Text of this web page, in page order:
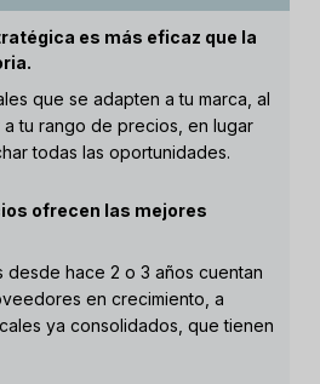
es más eficaz que la
que se adapten a tu marca, al
tu rango de precios, en lugar
todas las oportunidades.
ofrecen las mejores
desde hace 2 o 3 años cuentan
en crecimiento, a
ya consolidados, que tienen